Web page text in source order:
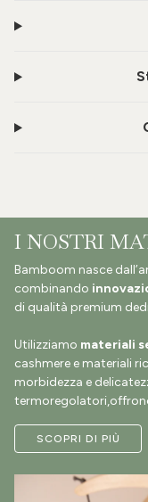
I NOSTRI
Bamboom nasce
combinando
di qualità premium
Utilizziamo materiali
cashmere e materiali
morbidezza e
SCOPRI DI PIÙ